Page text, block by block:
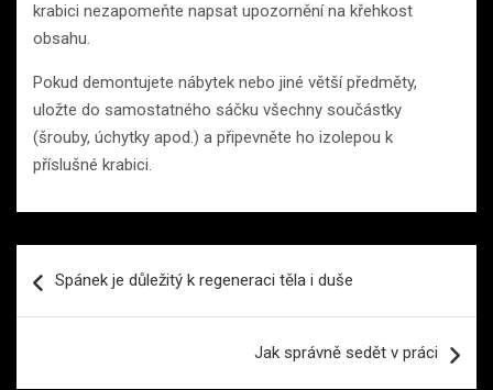
krabici nezapomeňte napsat upozornění na křehkost
obsahu.
Pokud demontujete nábytek nebo jiné větší předměty,
uložte do samostatného sáčku všechny součástky
(šrouby, úchytky apod.) a připevněte ho izolepou k
příslušné krabici.
proSpánek je důležitý k regeneraci těla i duše
Jak správně sedět v práci